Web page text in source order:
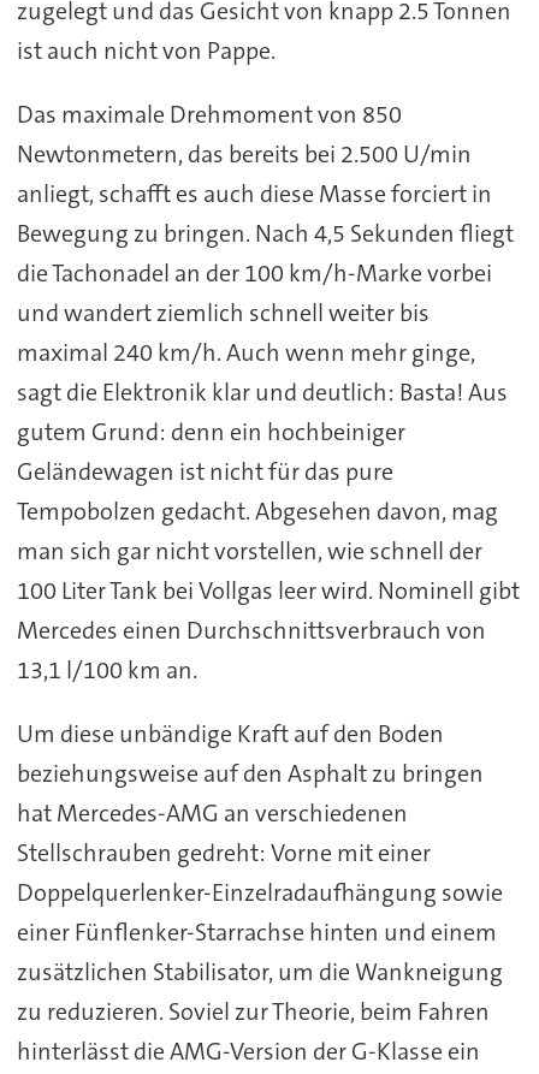
zugelegt und das Gesicht von knapp 2.5 Tonnen
ist auch nicht von Pappe.
Das maximale Drehmoment von 850
Newtonmetern, das bereits bei 2.500 U/min
anliegt, schafft es auch diese Masse forciert in
Bewegung zu bringen. Nach 4,5 Sekunden fliegt
die Tachonadel an der 100 km/h-Marke vorbei
und wandert ziemlich schnell weiter bis
maximal 240 km/h. Auch wenn mehr ginge,
sagt die Elektronik klar und deutlich: Basta! Aus
gutem Grund: denn ein hochbeiniger
Geländewagen ist nicht für das pure
Tempobolzen gedacht. Abgesehen davon, mag
man sich gar nicht vorstellen, wie schnell der
100 Liter Tank bei Vollgas leer wird. Nominell gibt
Mercedes einen Durchschnittsverbrauch von
13,1 l/100 km an.
Um diese unbändige Kraft auf den Boden
beziehungsweise auf den Asphalt zu bringen
hat Mercedes-AMG an verschiedenen
Stellschrauben gedreht: Vorne mit einer
Doppelquerlenker-Einzelradaufhängung sowie
einer Fünflenker-Starrachse hinten und einem
zusätzlichen Stabilisator, um die Wankneigung
zu reduzieren. Soviel zur Theorie, beim Fahren
hinterlässt die AMG-Version der G-Klasse ein